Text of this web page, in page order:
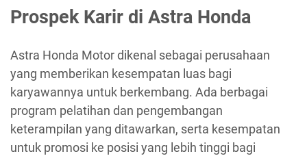
Prospek Karir di Astra Honda
Astra Honda Motor dikenal sebagai perusahaan
yang memberikan kesempatan luas bagi
karyawannya untuk berkembang. Ada berbagai
program pelatihan dan pengembangan
keterampilan yang ditawarkan, serta kesempatan
untuk promosi ke posisi yang lebih tinggi bagi